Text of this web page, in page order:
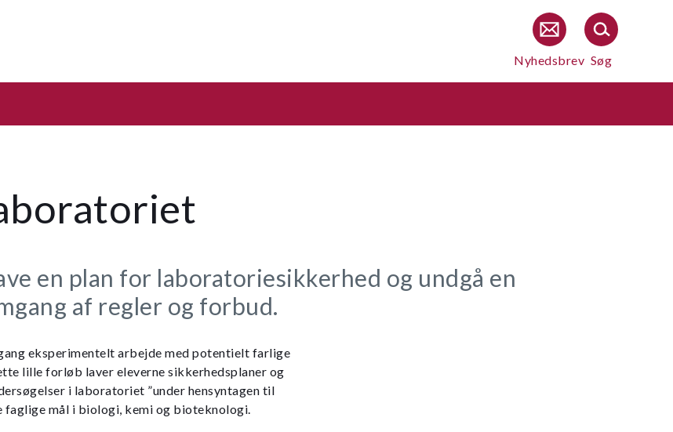
Nyhedsbrev Søg
en plan for laboratoriesikkerhed og undgå en
af regler og forbud.
eksperimentelt arbejde med potentielt farlige
lille forløb laver eleverne sikkerhedsplaner og
i laboratoriet ”under hensyntagen til
faglige mål i biologi, kemi og bioteknologi.